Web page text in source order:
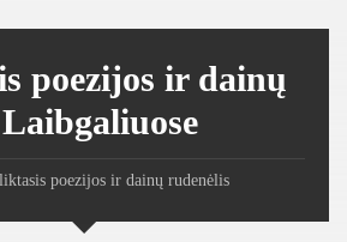
poezijos ir dainų
poezijos ir dainų rudenėlis